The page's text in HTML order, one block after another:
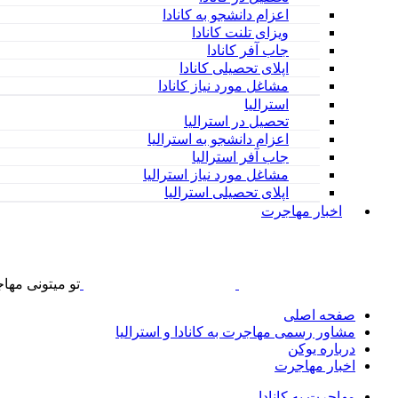
اعزام دانشجو به کانادا
ویزای تلنت کانادا
جاب آفر کانادا
اپلای تحصیلی کانادا
مشاغل مورد نیاز کانادا
استرالیا
تحصیل در استرالیا
اعزام دانشجو به استرالیا
جاب آفر استرالیا
مشاغل مورد نیاز استرالیا
اپلای تحصیلی استرالیا
اخبار مهاجرت
تو میتونی
صفحه اصلی
مشاور رسمی مهاجرت به کانادا و استرالیا
درباره یوکن
اخبار مهاجرت